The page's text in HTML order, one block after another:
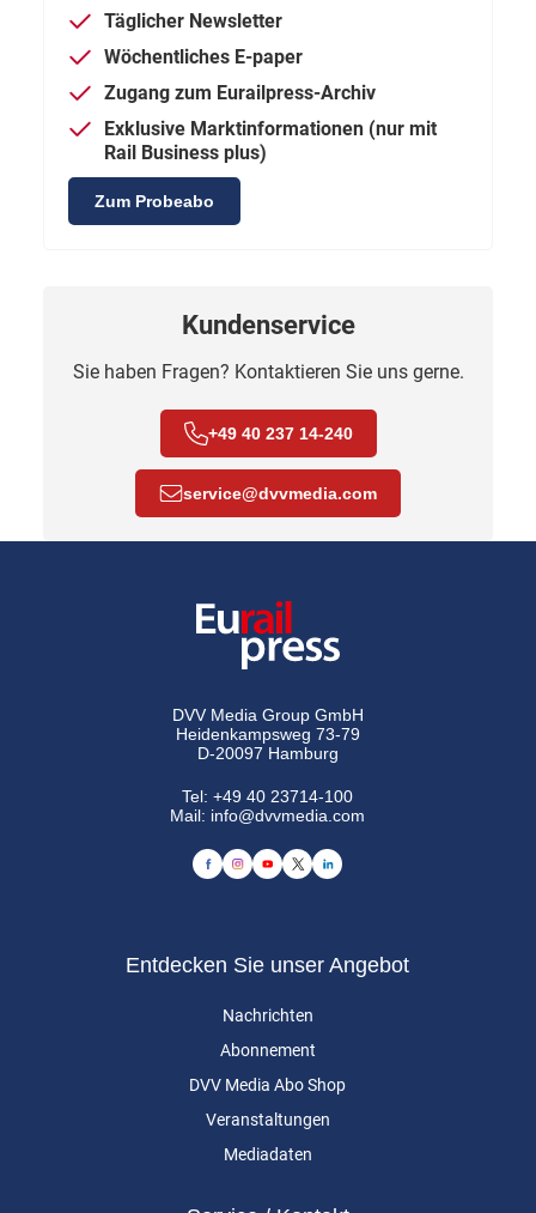
Täglicher Newsletter
Wöchentliches E-paper
Zugang zum Eurailpress-Archiv
Exklusive Marktinformationen (nur mit
Rail Business plus)
Zum Probeabo
Kundenservice
Sie haben Fragen? Kontaktieren Sie uns gerne.
+49 40 237 14-240
service@dvvmedia.com
DVV Media Group GmbH
Heidenkampsweg 73-79
D-20097 Hamburg
Tel:+49 40 23714-100
Mail: info@dvvmedia.com
Entdecken Sie unser Angebot
Nachrichten
Abonnement
DVV Media Abo Shop
Veranstaltungen
Mediadaten